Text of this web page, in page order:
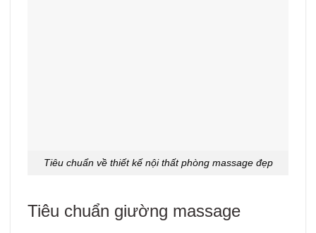
Tiêu chuẩn về thiết kế nội thất phòng massage đẹp
Tiêu chuẩn giường massage